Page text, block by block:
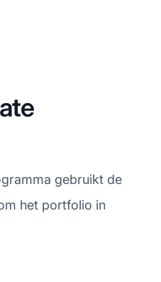
gebruikt de
het portfolio in